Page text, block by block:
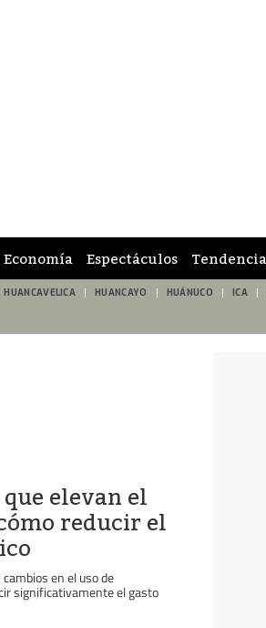
Economía Espectáculos Tendencia
HUANCAVELICA HUANCAYO HUÁNUCO ICA
elevan el
reducir el
en el uso de
significativamente el gasto